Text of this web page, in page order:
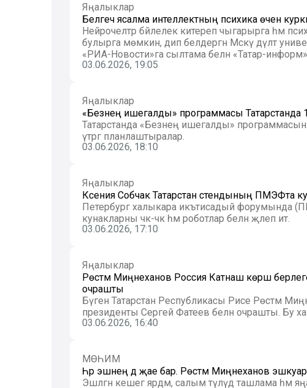
Яңалыклар
Белгеч ясалма интеллектның психика өчен
Нейрочелтәр бәйлелек китереп чыгарырга һәм
булырга мөмкин, дип белдергән Мәскәү дәүләт университеты профессоры Алла Шестерина. Бу хакта
«РИА-Новости»га сылтама белән «Татар-информ»
03.06.2026, 19:05
Яңалыклар
«Безнең ишегалды» программасы
Татарстанда «Безнең ишегалды»
үтәргә планлаштыралар.
03.06.2026, 18:10
Яңалыклар
Ксения Собчак Татарстан стендының ПМЭФта
Петербург халыкара икътисадый форумында
кунакларны чәк-чәк һәм роботлар белән җәлеп итә.
03.06.2026, 17:10
Яңалыклар
Рөстәм Миңнеханов Россия Катнаш көрәш
очрашты
Бүген Татарстан Республикасы Рәисе Рөстәм
президенты Сергей Фатеев белән очрашты. Бу
03.06.2026, 16:40
МӨҺИМ
Һәр эшнең дә җае бар. Рөстәм Миңнеханов
Эшләгән кешегә ярдәм, салым түләүдә ташлама һәм